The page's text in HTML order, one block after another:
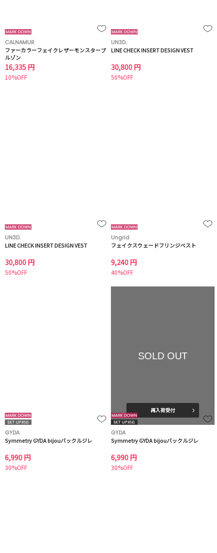
CALNAMUR
ファーカラーフェイクレザーモンスターブ
ルゾン
16,335 円
10%OFF
UN3D.
LINE CHECK INSERT DESIGN VEST
30,800 円
50%OFF
UN3D.
LINE CHECK INSERT DESIGN VEST
30,800 円
50%OFF
Ungrid
フェイクスウェードフリンジベスト
9,240 円
40%OFF
GYDA
Symmetry GYDA bijouバックルジレ
6,990 円
30%OFF
SOLD OUT
再入荷受付
GYDA
Symmetry GYDA bijouバックルジレ
6,990 円
30%OFF